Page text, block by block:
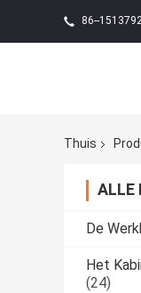
86--
Thuis
ALLE
De
Het
(24)